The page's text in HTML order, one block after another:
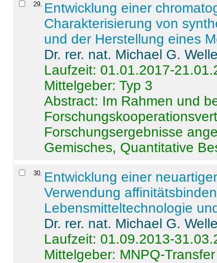
29. Entwicklung einer
Charakterisierung von
und der Herstellung eines
Dr. rer. nat. Michael G.
Laufzeit: 01.01.2017-
Mittelgeber: Typ 3
Abstract: Im Rahmen und
Forschungsergebnisse
Gemisches, Quantitative
30. Entwicklung einer
Verwendung
Lebensmitteltechnologie
Dr. rer. nat. Michael G.
Laufzeit: 01.09.2013-
Mittelgeber: MNPQ-Transfer